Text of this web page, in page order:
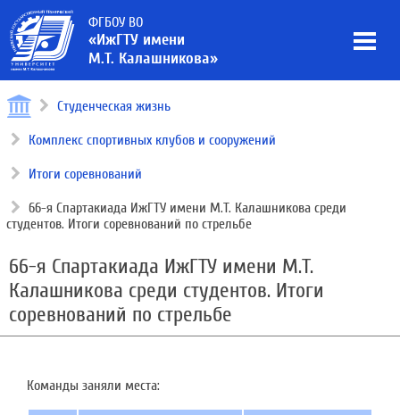
ФГБОУ ВО
«ИжГТУ имени
М.Т. Калашникова»
Студенческая жизнь
Комплекс спортивных клубов и сооружений
Итоги соревнований
66-я Спартакиада ИжГТУ имени М.Т. Калашникова среди
студентов. Итоги соревнований по стрельбе
66-я Спартакиада ИжГТУ имени М.Т.
Калашникова среди студентов. Итоги
соревнований по стрельбе
Команды заняли места: